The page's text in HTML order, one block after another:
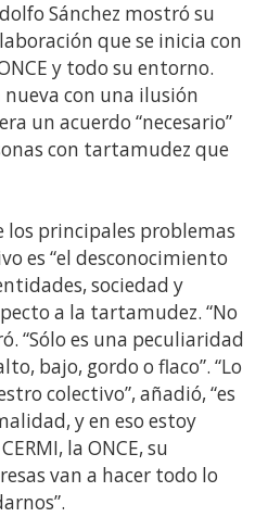
Sánchez mostró su
que se inicia con
y todo su entorno.
con una ilusión
un acuerdo “necesario”
con tartamudez que
los principales problemas
es “el desconocimiento
sociedad y
a la tartamudez. “No
“Sólo es una peculiaridad
bajo, gordo o flaco”. “Lo
colectivo”, añadió, “es
y en eso estoy
la ONCE, su
van a hacer todo lo